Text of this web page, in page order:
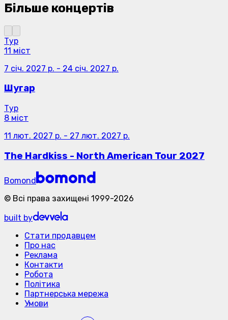
Більше концертів
Тур
11 міст
7 січ. 2027 р. - 24 січ. 2027 р.
Шугар
Тур
8 міст
11 лют. 2027 р. - 27 лют. 2027 р.
The Hardkiss - North American Tour 2027
Bomond
© Всі права захищені 1999-2026
built by
Стати продавцем
Про нас
Реклама
Контакти
Робота
Політика
Партнерська мережа
Умови